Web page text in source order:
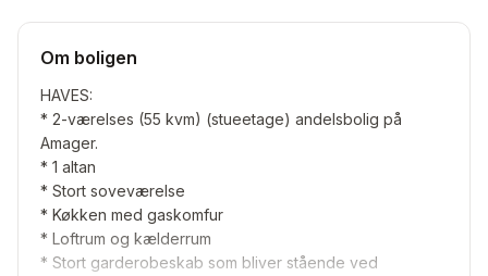
Om boligen
HAVES:
* 2-værelses (55 kvm) (stueetage) andelsbolig på
Amager.
* 1 altan
* Stort soveværelse
* Køkken med gaskomfur
* Loftrum og kælderrum
* Stort garderobeskab som bliver stående ved